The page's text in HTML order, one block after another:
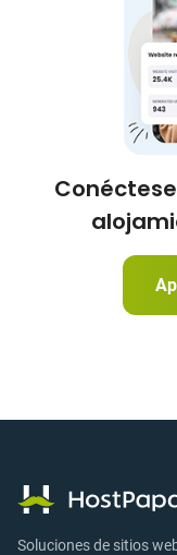
Soluciones de sitios